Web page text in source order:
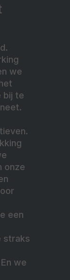
we
bij te
onze
een
straks
we